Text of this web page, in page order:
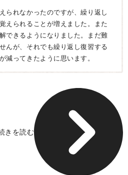
られなかったのですが、繰り返し
えられることが増えました。また
できるようになりました。まだ難
んが、それでも繰り返し復習する
減ってきたように思います。
きを読む